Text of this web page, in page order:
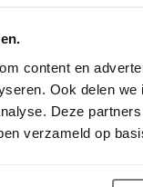
content en
Ook delen
Deze
verzameld op